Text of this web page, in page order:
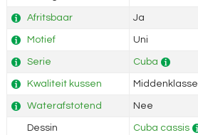
Afritsbaar Ja
Motief Uni
Serie Cuba
Kwaliteit kussen Middenklasse
Waterafstotend Nee
Dessin Cuba cassis